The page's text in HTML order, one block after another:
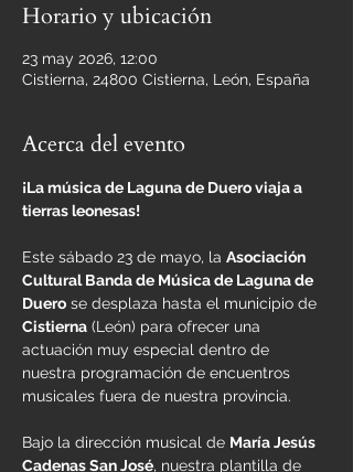
Horario y ubicación
23 may 2026, 12:00
Cistierna, 24800 Cistierna, León, España
Acerca del evento
¡La música de Laguna de Duero viaja a
tierras leonesas!
Este sábado 23 de mayo, la Asociación
Cultural Banda de Música de Laguna de
Duero se desplaza hasta el municipio de
Cistierna (León) para ofrecer una
actuación muy especial dentro de
nuestra programación de encuentros
musicales fuera de nuestra provincia.
Bajo la dirección musical de María Jesús
Cadenas San José, nuestra plantilla de